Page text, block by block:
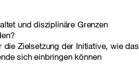
und disziplinäre Grenzen
Zielsetzung der Initiative, wie das
sich einbringen können